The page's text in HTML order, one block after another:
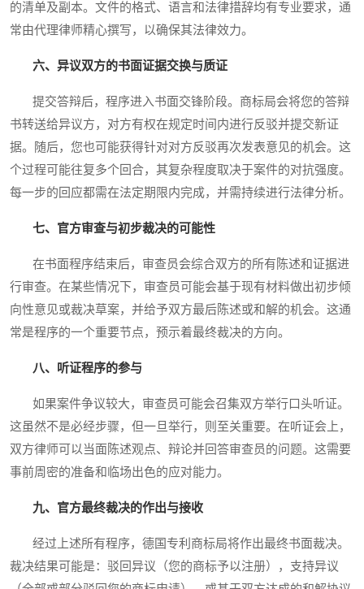
的清单及副本。文件的格式、语言和法律措辞均有专业要求，通
常由代理律师精心撰写，以确保其法律效力。
六、异议双方的书面证据交换与质证
提交答辩后，程序进入书面交锋阶段。商标局会将您的答辩
书转送给异议方，对方有权在规定时间内进行反驳并提交新证
据。随后，您也可能获得针对对方反驳再次发表意见的机会。这
个过程可能往复多个回合，其复杂程度取决于案件的对抗强度。
每一步的回应都需在法定期限内完成，并需持续进行法律分析。
七、官方审查与初步裁决的可能性
在书面程序结束后，审查员会综合双方的所有陈述和证据进
行审查。在某些情况下，审查员可能会基于现有材料做出初步倾
向性意见或裁决草案，并给予双方最后陈述或和解的机会。这通
常是程序的一个重要节点，预示着最终裁决的方向。
八、听证程序的参与
如果案件争议较大，审查员可能会召集双方举行口头听证。
这虽然不是必经步骤，但一旦举行，则至关重要。在听证会上，
双方律师可以当面陈述观点、辩论并回答审查员的问题。这需要
事前周密的准备和临场出色的应对能力。
九、官方最终裁决的作出与接收
经过上述所有程序，德国专利商标局将作出最终书面裁决。
裁决结果可能是：驳回异议（您的商标予以注册），支持异议